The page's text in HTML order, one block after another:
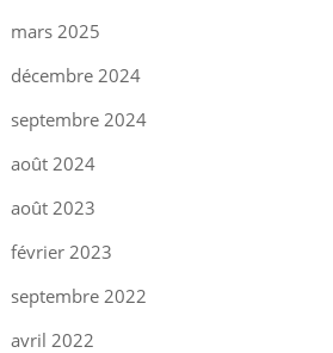
mars 2025
décembre 2024
septembre 2024
août 2024
août 2023
février 2023
septembre 2022
avril 2022